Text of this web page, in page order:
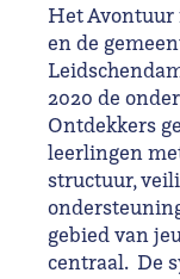
Het Avontuur
en de
2020 de
Ontdekkers
leerlingen
structuur,
gebied van
centraal. De